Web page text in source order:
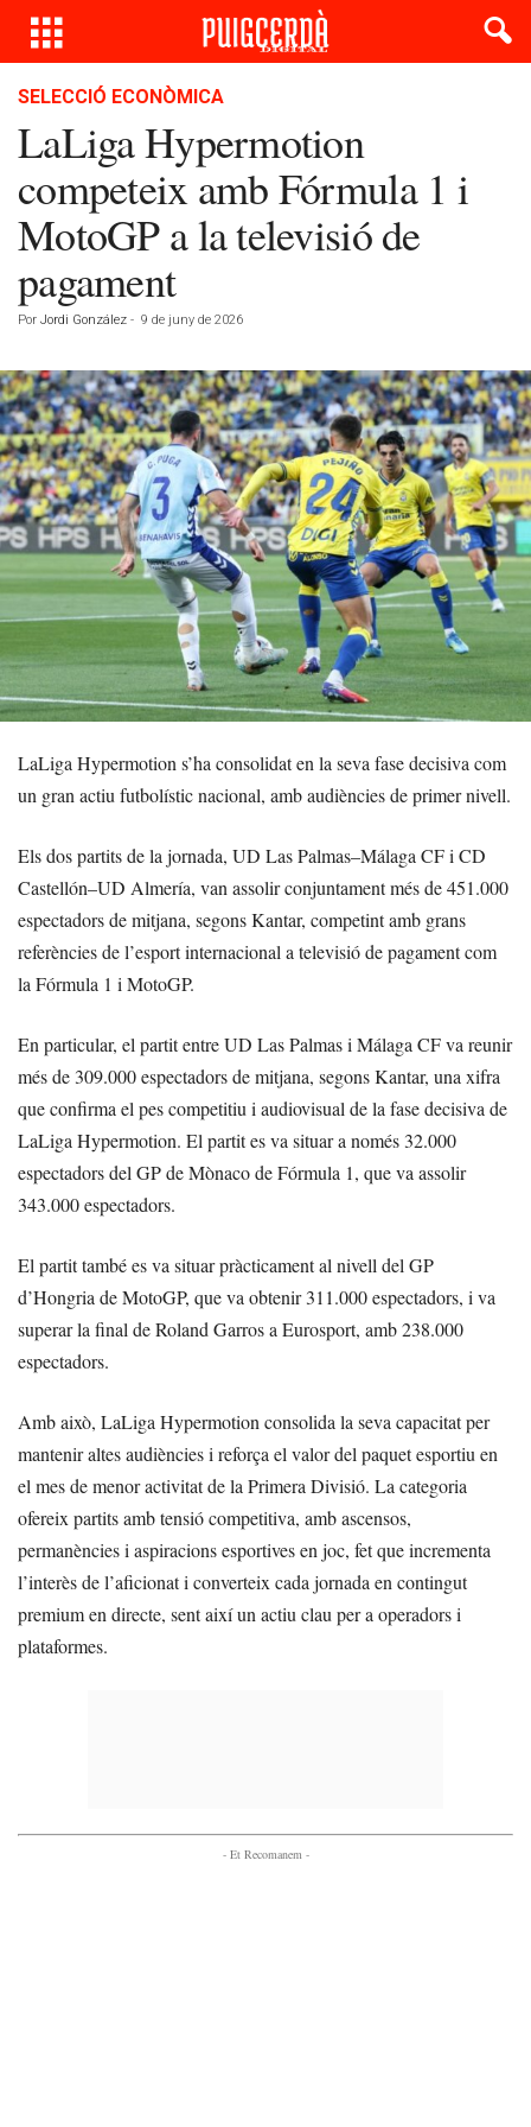
SELECCIÓ ECONÒMICA
LaLiga Hypermotion
competeix amb Fórmula 1 i
MotoGP a la televisió de
pagament
Por Jordi González - 9 de juny de 2026
LaLiga Hypermotion s’ha consolidat en la seva fase decisiva com
un gran actiu futbolístic nacional, amb audiències de primer nivell.
Els dos partits de la jornada, UD Las Palmas–Málaga CF i CD
Castellón–UD Almería, van assolir conjuntament més de 451.000
espectadors de mitjana, segons Kantar, competint amb grans
referències de l’esport internacional a televisió de pagament com
la Fórmula 1 i MotoGP.
En particular, el partit entre UD Las Palmas i Málaga CF va reunir
més de 309.000 espectadors de mitjana, segons Kantar, una xifra
que confirma el pes competitiu i audiovisual de la fase decisiva de
LaLiga Hypermotion. El partit es va situar a només 32.000
espectadors del GP de Mònaco de Fórmula 1, que va assolir
343.000 espectadors.
El partit també es va situar pràcticament al nivell del GP
d’Hongria de MotoGP, que va obtenir 311.000 espectadors, i va
superar la final de Roland Garros a Eurosport, amb 238.000
espectadors.
Amb això, LaLiga Hypermotion consolida la seva capacitat per
mantenir altes audiències i reforça el valor del paquet esportiu en
el mes de menor activitat de la Primera Divisió. La categoria
ofereix partits amb tensió competitiva, amb ascensos,
permanències i aspiracions esportives en joc, fet que incrementa
l’interès de l’aficionat i converteix cada jornada en contingut
premium en directe, sent així un actiu clau per a operadors i
plataformes.
- Et Recomanem -